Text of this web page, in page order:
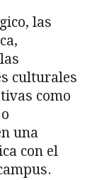
las
culturales
como
una
con el